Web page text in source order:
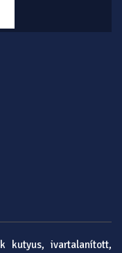
kutyus, ivartalanított,